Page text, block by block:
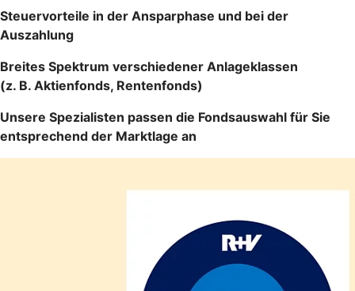
Steuervorteile in der Ansparphase und bei der
Auszahlung
Breites Spektrum verschiedener Anlageklassen
(z. B. Aktienfonds, Rentenfonds)
Unsere Spezialisten passen die Fondsauswahl für Sie
entsprechend der Marktlage an